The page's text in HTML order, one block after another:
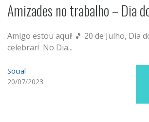
Amizades no trabalho – Dia
Amigo estou aqui! 🎵 20 de Julho, Dia
celebrar! No Dia...
Social
20/07/2023